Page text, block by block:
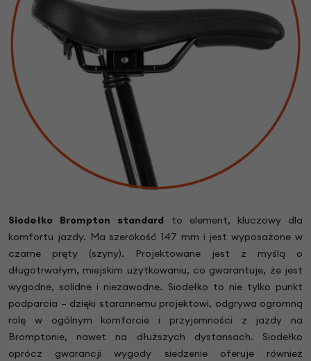
Siodełko Brompton standard
to element, kluczowy dla
komfortu jazdy. Ma szerokość 147 mm i jest wyposażone w
czarne pręty (szyny). Projektowane jest z myślą o
długotrwałym, miejskim użytkowaniu, co gwarantuje, że jest
wygodne, solidne i niezawodne. Siodełko to nie tylko punkt
podparcia – dzięki starannemu projektowi, odgrywa ogromną
rolę w ogólnym komforcie i przyjemności z jazdy na
Bromptonie, nawet na dłuższych dystansach. Siodełko
oprócz gwarancji wygody siedzenie oferuje również